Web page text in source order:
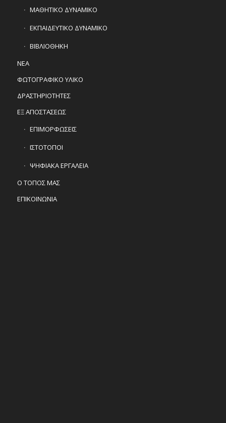
ΜΑΘΗΤΙΚΟ ΔΥΝΑΜΙΚΟ
ΕΚΠΑΙΔΕΥΤΙΚΟ ΔΥΝΑΜΙΚΟ
ΒΙΒΛΙΟΘΗΚΗ
ΝΕΑ
ΦΩΤΟΓΡΑΦΙΚΟ ΥΛΙΚΟ
ΔΡΑΣΤΗΡΙΟΤΗΤΕΣ
ΕΞ ΑΠΟΣΤΑΣΕΩΣ
ΕΠΙΜΟΡΦΩΣΕΙΣ
ΙΣΤΟΤΟΠΟΙ
ΨΗΦΙΑΚΑ ΕΡΓΑΛΕΙΑ
Ο ΤΟΠΟΣ ΜΑΣ
ΕΠΙΚΟΙΝΩΝΙΑ